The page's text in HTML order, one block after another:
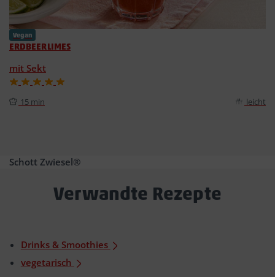
Vegan
ERDBEERLIMES
mit Sekt
15 min leicht
Schott Zwiesel®
Verwandte Rezepte
Drinks & Smoothies
vegetarisch